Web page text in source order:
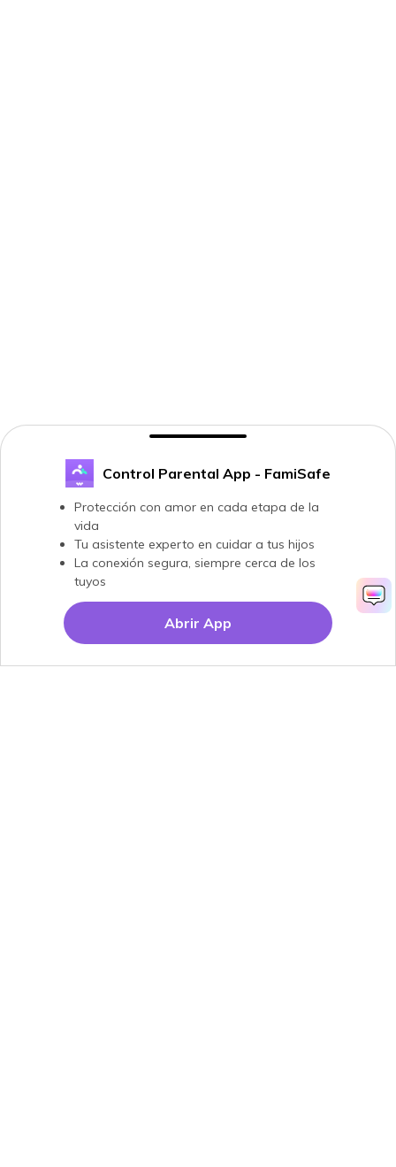
Control Parental App - FamiSafe
Protección con amor en cada etapa de la
vida
Tu asistente experto en cuidar a tus hijos
La conexión segura, siempre cerca de los
tuyos
Abrir App